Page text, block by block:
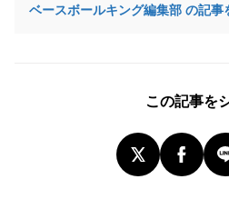
ベースボールキング編集部 の記事
この記事を